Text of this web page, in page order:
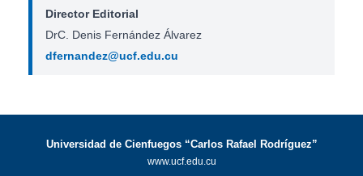
Director Editorial
DrC. Denis Fernández Álvarez
dfernandez@ucf.edu.cu
Universidad de Cienfuegos “Carlos Rafael Rodríguez”
www.ucf.edu.cu